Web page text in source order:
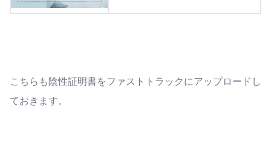
こちらも陰性証明書をファストトラックにアップロードし
ておきます。